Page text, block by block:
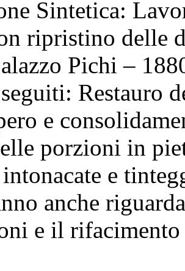
Sintetica:
ripristino delle
Pichi –
Restauro
e
porzioni in
e
anche
e il